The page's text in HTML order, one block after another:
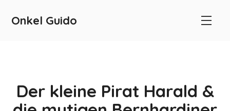
Onkel Guido
Der kleine Pirat Harald &